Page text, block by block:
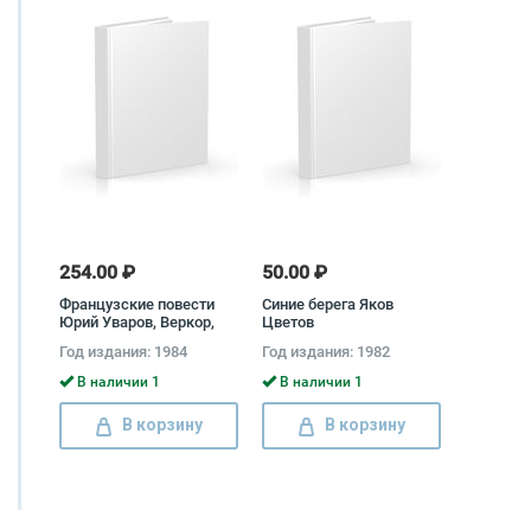
254.00 ₽
Французские повести
Юрий Уваров, Веркор,
Андре Ремакль, Жан-
Луи Кюртис
Год издания: 1984
В наличии 1
В корзину
50.00 ₽
Синие берега Яков
Цветов
Год издания: 1982
В наличии 1
В корзину